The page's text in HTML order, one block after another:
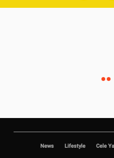
News Lifestyle Cele